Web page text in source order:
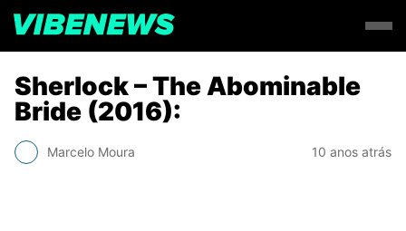
Sherlock – The Abominable
Bride (2016):
Marcelo Moura 10 anos atrás